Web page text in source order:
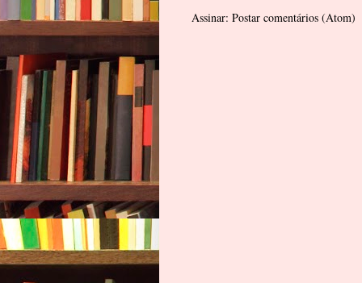
Assinar: Postar comentários (Atom)